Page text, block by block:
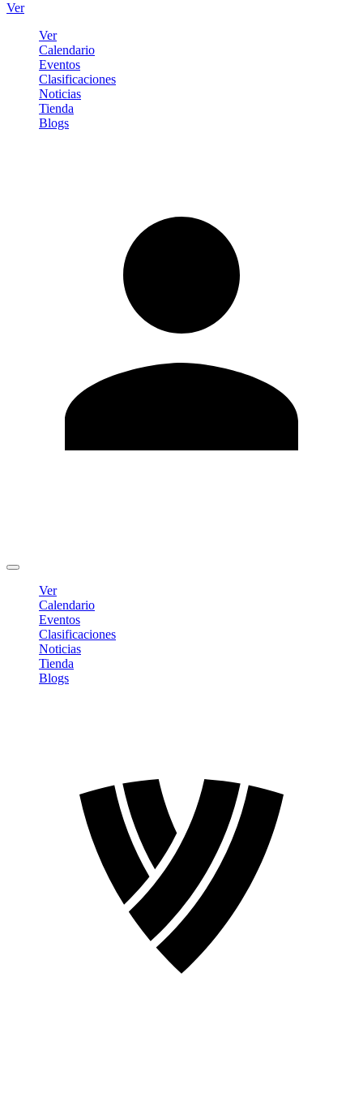
Ver
Ver
Calendario
Eventos
Clasificaciones
Noticias
Tienda
Blogs
Ver
Calendario
Eventos
Clasificaciones
Noticias
Tienda
Blogs